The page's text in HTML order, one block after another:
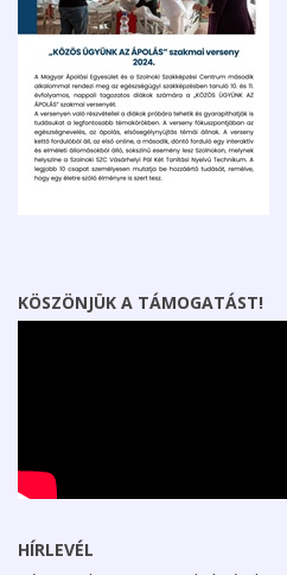
KÖSZÖNJÜK A TÁMOGATÁST!
HÍRLEVÉL